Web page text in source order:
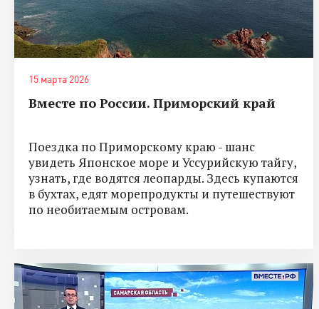
15 марта 2026
Вместе по России. Приморский край
Поездка по Приморскому краю - шанс
увидеть Японское море и Уссурийскую тайгу,
узнать, где водятся леопарды. Здесь купаются
в бухтах, едят морепродукты и путешествуют
по необитаемым островам.